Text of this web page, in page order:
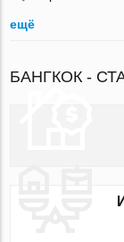
ещё
БАНГКОК -